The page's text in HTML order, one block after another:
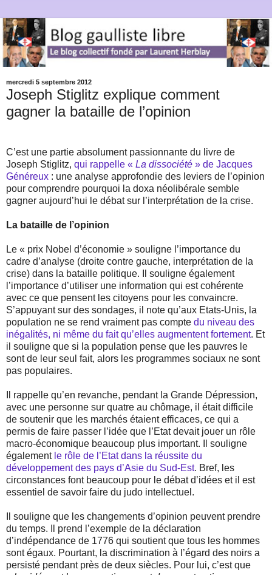
mercredi 5 septembre 2012
Joseph Stiglitz explique comment
gagner la bataille de l’opinion
C’est une partie absolument passionnante du livre de
Joseph Stiglitz, qui rappelle « La dissociété » de Jacques
Généreux : une analyse approfondie des leviers de l’opinion
pour comprendre pourquoi la doxa néolibérale semble
gagner aujourd’hui le débat sur l’interprétation de la crise.
La bataille de l’opinion
Le « prix Nobel d’économie » souligne l’importance du
cadre d’analyse (droite contre gauche, interprétation de la
crise) dans la bataille politique. Il souligne également
l’importance d’utiliser une information qui est cohérente
avec ce que pensent les citoyens pour les convaincre.
S’appuyant sur des sondages, il note qu’aux Etats-Unis, la
population ne se rend vraiment pas compte du niveau des
inégalités, ni même du fait qu’elles augmentent fortement. Et
il souligne que si la population pense que les pauvres le
sont de leur seul fait, alors les programmes sociaux ne sont
pas populaires.
Il rappelle qu’en revanche, pendant la Grande Dépression,
avec une personne sur quatre au chômage, il était difficile
de soutenir que les marchés étaient efficaces, ce qui a
permis de faire passer l’idée que l’Etat devait jouer un rôle
macro-économique beaucoup plus important. Il souligne
également le rôle de l’Etat dans la réussite du
développement des pays d’Asie du Sud-Est. Bref, les
circonstances font beaucoup pour le débat d’idées et il est
essentiel de savoir faire du judo intellectuel.
Il souligne que les changements d’opinion peuvent prendre
du temps. Il prend l’exemple de la déclaration
d’indépendance de 1776 qui soutient que tous les hommes
sont égaux. Pourtant, la discrimination à l’égard des noirs a
persisté pendant près de deux siècles. Pour lui, c’est que